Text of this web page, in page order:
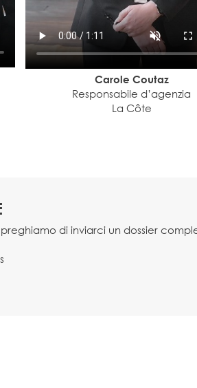
Carole Coutaz
Responsabile d’agenzia
La Côte
di inviarci un dossier